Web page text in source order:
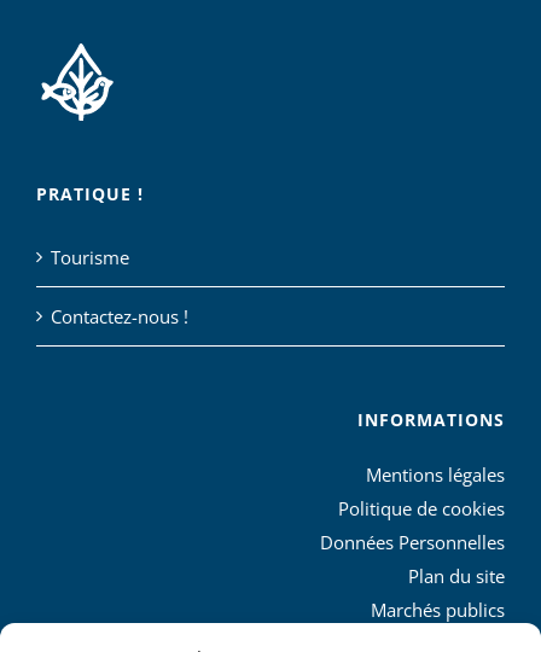
PRATIQUE !
Tourisme
Contactez-nous !
INFORMATIONS
Mentions légales
Politique de cookies
Données Personnelles
Plan du site
Marchés publics